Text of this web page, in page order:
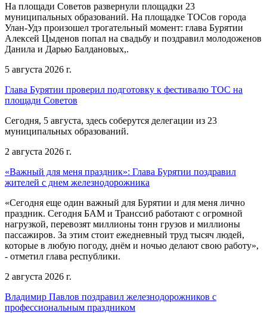
На площади Советов развернули площадки 23
муниципальных образований. На площадке ТОСов города
Улан-Удэ произошел трогательный момент: глава Бурятии
Алексей Цыденов попал на свадьбу и поздравил молодоженов
Данила и Дарью Балдановых,.
5 августа 2026 г.
Глава Бурятии проверил подготовку к фестивалю ТОС на
площади Советов
Сегодня, 5 августа, здесь соберутся делегации из 23
муниципальных образований.
2 августа 2026 г.
«Важный для меня праздник»: Глава Бурятии поздравил
жителей с днем железнодорожника
«Сегодня еще один важный для Бурятии и для меня лично
праздник. Сегодня БАМ и Транссиб работают с огромной
нагрузкой, перевозят миллионы тонн грузов и миллионы
пассажиров. За этим стоит ежедневный труд тысяч людей,
которые в любую погоду, днём и ночью делают свою работу»,
- отметил глава республики.
2 августа 2026 г.
Владимир Павлов поздравил железнодорожников с
профессиональным праздником